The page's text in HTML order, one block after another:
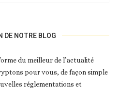
DE NOTRE BLOG
du meilleur de l’actualité
pour vous, de façon simple
réglementations et